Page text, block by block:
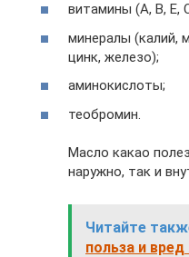
витамины (A, B, E,
минералы (калий,
цинк, железо);
аминокислоты;
теобромин.
Масло какао
наружно, так и
Читайте
польза и